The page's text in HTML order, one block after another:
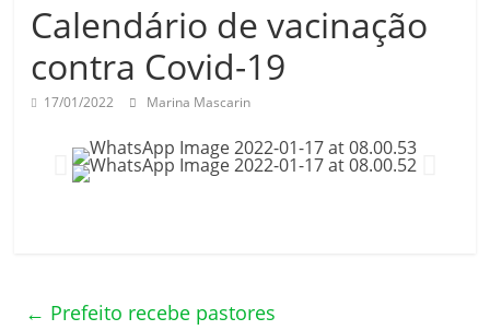
Calendário de vacinação
contra Covid-19
17/01/2022 Marina Mascarin
← Prefeito recebe pastores